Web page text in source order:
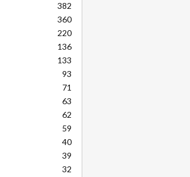
382
360
220
136
133
93
71
63
62
59
40
39
32